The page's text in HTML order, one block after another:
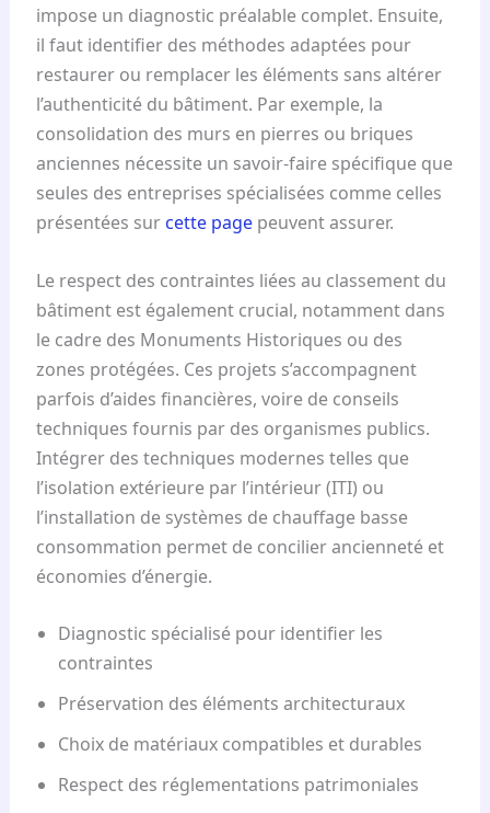
impose un diagnostic préalable complet. Ensuite,
il faut identifier des méthodes adaptées pour
restaurer ou remplacer les éléments sans altérer
l’authenticité du bâtiment. Par exemple, la
consolidation des murs en pierres ou briques
anciennes nécessite un savoir-faire spécifique que
seules des entreprises spécialisées comme celles
présentées sur cette pagepeuvent assurer.
Le respect des contraintes liées au classement du
bâtiment est également crucial, notamment dans
le cadre des Monuments Historiques ou des
zones protégées. Ces projets s’accompagnent
parfois d’aides financières, voire de conseils
techniques fournis par des organismes publics.
Intégrer des techniques modernes telles que
l’isolation extérieure par l’intérieur (ITI) ou
l’installation de systèmes de chauffage basse
consommation permet de concilier ancienneté et
économies d’énergie.
Diagnostic spécialisé pour identifier les
contraintes
Préservation des éléments architecturaux
Choix de matériaux compatibles et durables
Respect des réglementations patrimoniales